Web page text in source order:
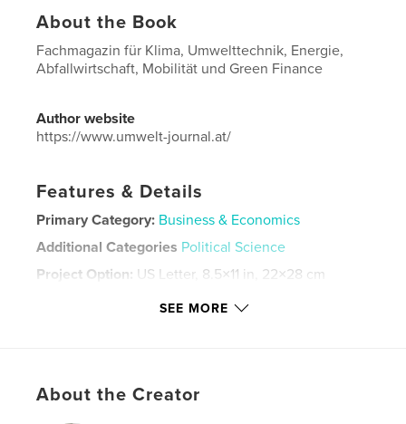
About the Book
Fachmagazin für Klima, Umwelttechnik, Energie,
Abfallwirtschaft, Mobilität und Green Finance
Author website
https://www.umwelt-journal.at/
Features & Details
Primary Category: Business & Economics
Additional Categories Political Science
Project Option: US Letter, 8.5×11 in, 22×28 cm
Mobilität , Abfallwirtschaft
SEE MORE
About the Creator